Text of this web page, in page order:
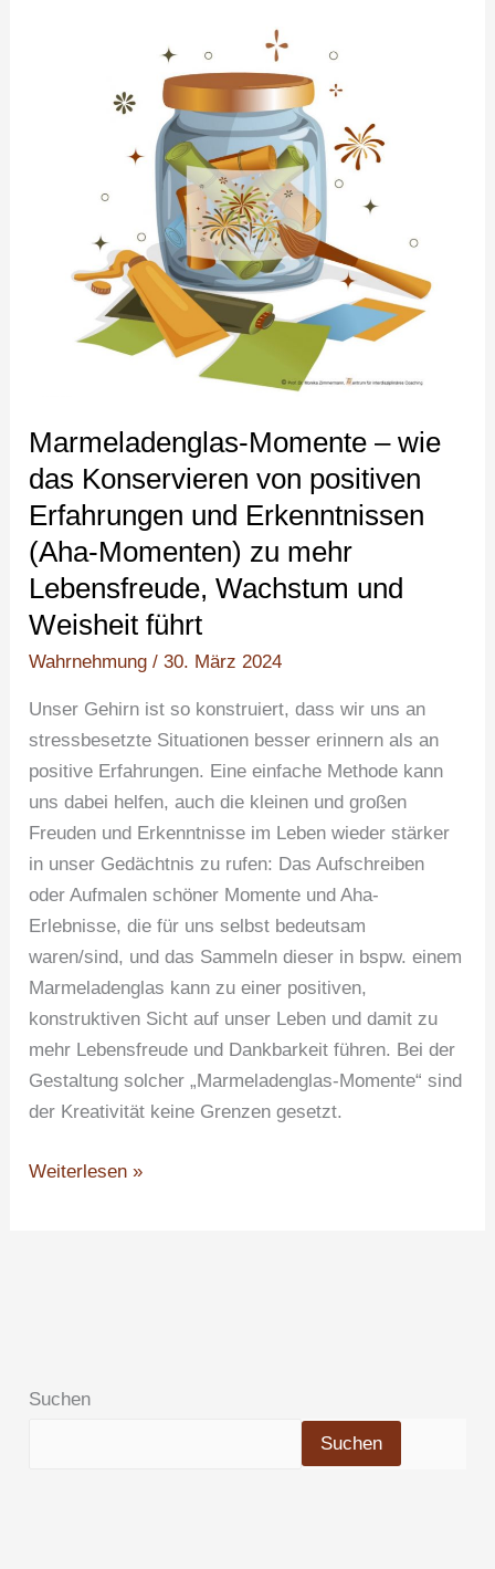
Marmeladenglas-Momente – wie
das Konservieren von positiven
Erfahrungen und Erkenntnissen
(Aha-Momenten) zu mehr
Lebensfreude, Wachstum und
Weisheit führt
Wahrnehmung /30. März 2024
Unser Gehirn ist so konstruiert, dass wir uns an
stressbesetzte Situationen besser erinnern als an
positive Erfahrungen. Eine einfache Methode kann
uns dabei helfen, auch die kleinen und großen
Freuden und Erkenntnisse im Leben wieder stärker
in unser Gedächtnis zu rufen: Das Aufschreiben
oder Aufmalen schöner Momente und Aha-
Erlebnisse, die für uns selbst bedeutsam
waren/sind, und das Sammeln dieser in bspw. einem
Marmeladenglas kann zu einer positiven,
konstruktiven Sicht auf unser Leben und damit zu
mehr Lebensfreude und Dankbarkeit führen. Bei der
Gestaltung solcher „Marmeladenglas-Momente“ sind
der Kreativität keine Grenzen gesetzt.
Konservieren
positiven
Erfahrungen und
Erkenntnissen
mehr
Lebensfreude,
Wachstum
und
Weisheit
führt
Weiterlesen »
Suchen
Suchen